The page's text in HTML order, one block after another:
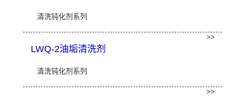
清洗钝化剂系列
>>
LWQ-2油垢清洗剂
清洗钝化剂系列
>>